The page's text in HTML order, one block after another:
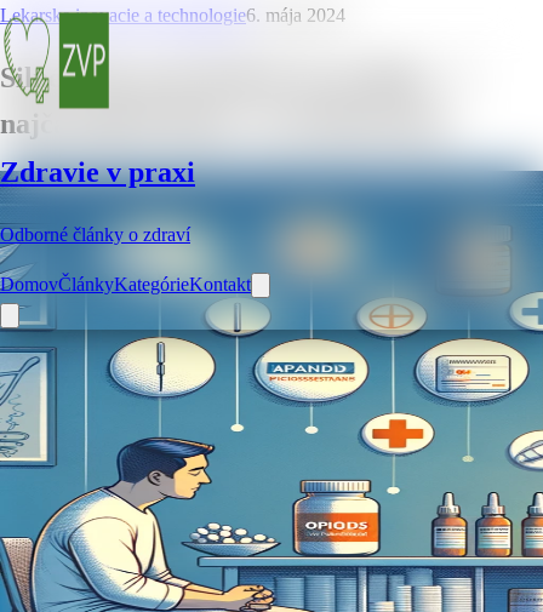
Zdravie v praxi
Odborné články o zdraví
DomovČlánkyKategórieKontakt
Lekarske inovacie a technologie6. mája 2024
Silné lieky proti bolesti na predpis – 7
najčastejších liekov a ich informácie